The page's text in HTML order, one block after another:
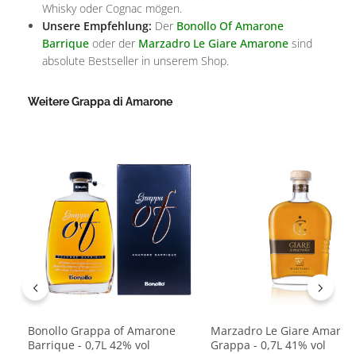
Whisky oder Cognac mögen.
Unsere Empfehlung: Der Bonollo Of Amarone
Barrique oder der Marzadro Le Giare Amarone sind
absolute Bestseller in unserem Shop.
Weitere Grappa di Amarone
Bonollo Grappa of Amarone
Barrique - 0,7L 42% vol
Marzadro Le Giare
Grappa - 0,7L 41% vol